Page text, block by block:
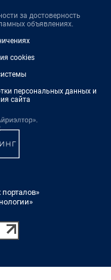
за достоверность
объявлениях.
cookies
персональных данных и
сайта